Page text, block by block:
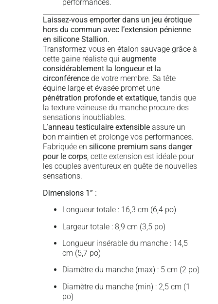
performances.
Laissez-vous emporter dans un jeu érotique
hors du commun avec l’extension pénienne
en silicone Stallion.
Transformez-vous en étalon sauvage grâce à
cette gaine réaliste qui augmente
considérablement la longueur et la
circonférencede votre membre. Sa tête
équine large et évasée promet une
pénétration profonde et extatique, tandis que
la texture veineuse du manche procure des
sensations inoubliables.
L’anneau testiculaire extensibleassure un
bon maintien et prolonge vos performances.
Fabriquée en silicone premium sans danger
pour le corps, cette extension est idéale pour
les couples aventureux en quête de nouvelles
sensations.
Dimensions 1” :
Longueur totale : 16,3 cm (6,4 po)
Largeur totale : 8,9 cm (3,5 po)
Longueur insérable du manche : 14,5
cm (5,7 po)
Diamètre du manche (max) : 5 cm (2 po)
Diamètre du manche (min) : 2,5 cm (1
po)